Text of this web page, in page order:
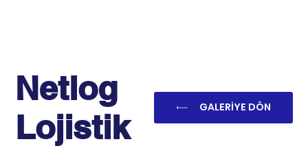
Netlog
Lojistik
GALERİYE DÖN